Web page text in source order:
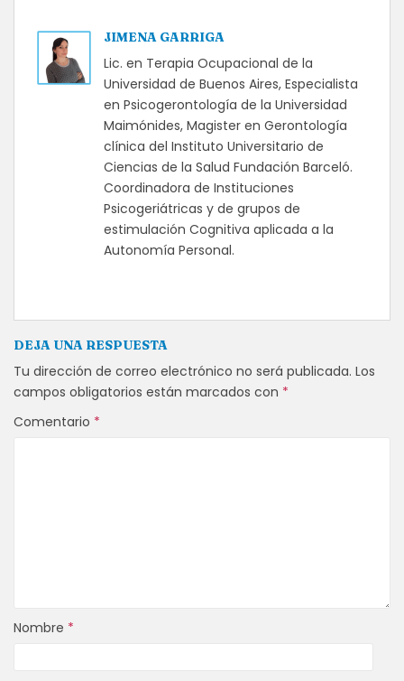
JIMENA GARRIGA
Lic. en Terapia Ocupacional de la
Universidad de Buenos Aires, Especialista
en Psicogerontología de la Universidad
Maimónides, Magister en Gerontología
clínica del Instituto Universitario de
Ciencias de la Salud Fundación Barceló.
Coordinadora de Instituciones
Psicogeriátricas y de grupos de
estimulación Cognitiva aplicada a la
Autonomía Personal.
DEJA UNA RESPUESTA
Tu dirección de correo electrónico no será publicada. Los
campos obligatorios están marcados con *
Comentario *
Nombre *